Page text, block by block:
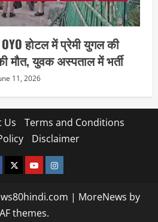
होटल में प्रेमी युगल की
मौत, युवक अस्पताल में भर्ती
11, 2026
Us
Terms and Conditions
Disclaimer
twitterYOUTUBE
instagram
| MoreNews by
AF themes.